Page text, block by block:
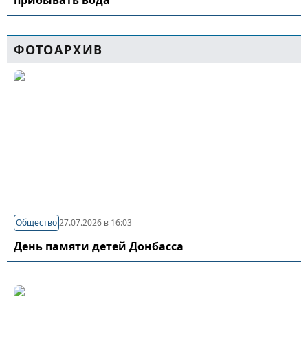
ФОТОАРХИВ
Общество27.07.2026 в 16:03
День памяти детей Донбасса